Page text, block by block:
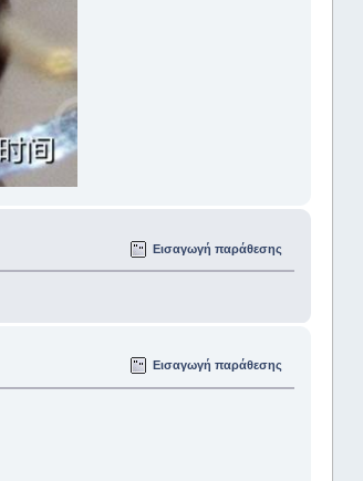
Εισαγωγή παράθεσης
Εισαγωγή παράθεσης